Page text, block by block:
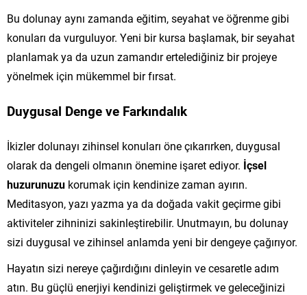
Bu dolunay aynı zamanda eğitim, seyahat ve öğrenme gibi
konuları da vurguluyor. Yeni bir kursa başlamak, bir seyahat
planlamak ya da uzun zamandır ertelediğiniz bir projeye
yönelmek için mükemmel bir fırsat.
Duygusal Denge ve Farkındalık
İkizler dolunayı zihinsel konuları öne çıkarırken, duygusal
olarak da dengeli olmanın önemine işaret ediyor. İçsel
huzurunuzu korumak için kendinize zaman ayırın.
Meditasyon, yazı yazma ya da doğada vakit geçirme gibi
aktiviteler zihninizi sakinleştirebilir. Unutmayın, bu dolunay
sizi duygusal ve zihinsel anlamda yeni bir dengeye çağırıyor.
Hayatın sizi nereye çağırdığını dinleyin ve cesaretle adım
atın. Bu güçlü enerjiyi kendinizi geliştirmek ve geleceğinizi